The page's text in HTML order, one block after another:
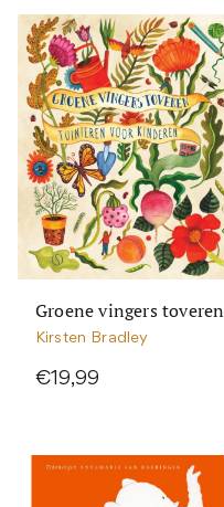
Groene vingers toveren
Kirsten Bradley
€19,99